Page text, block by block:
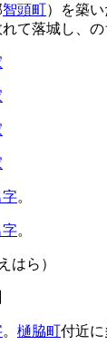
智頭町）を築い
れて落城し、の
字。
字。
はら）
。 樋脇町付近に